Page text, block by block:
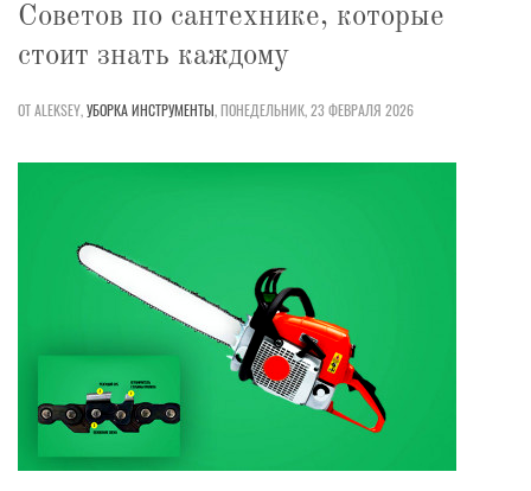
Советов по сантехнике, которые
стоит знать каждому
ОТ ALEKSEY,УБОРКАИНСТРУМЕНТЫ,ПОНЕДЕЛЬНИК, 23 ФЕВРАЛЯ 2026